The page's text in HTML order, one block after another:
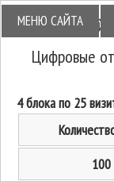
МЕНЮ САЙТА
Цифровые
4 блока по 25
100